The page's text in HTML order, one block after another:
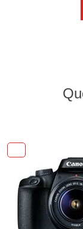
uma entrada
e sua interface
manchas e
para foco e
fotos e vídeos.
• O visor
cobertura do
• O design de
intempéries
agressivos.